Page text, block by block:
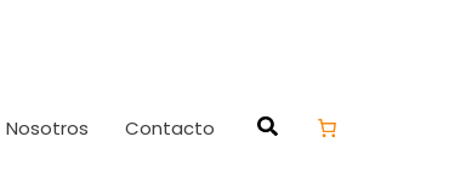
Nosotros Contacto